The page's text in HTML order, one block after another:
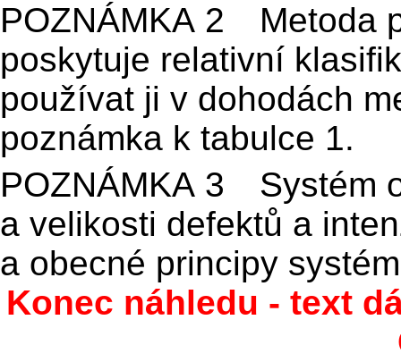
POZNÁMKA 2 Metoda
poskytuje relativní
používat ji v dohodách
poznámka k tabulce 1.
POZNÁMKA 3 Systém
a velikosti defektů a
a obecné principy
Konec náhledu - text